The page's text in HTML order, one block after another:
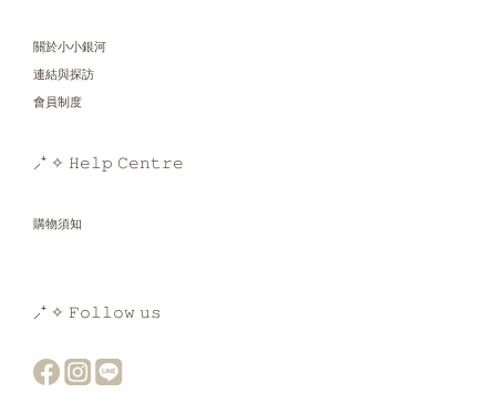
關於小小銀河
連結與探訪
會員制度
⸝⁺ ✧ 𝙷𝚎𝚕𝚙 𝙲𝚎𝚗𝚝𝚛𝚎
購物須知
⸝⁺ ✧ 𝙵𝚘𝚕𝚕𝚘𝚠 𝚞𝚜